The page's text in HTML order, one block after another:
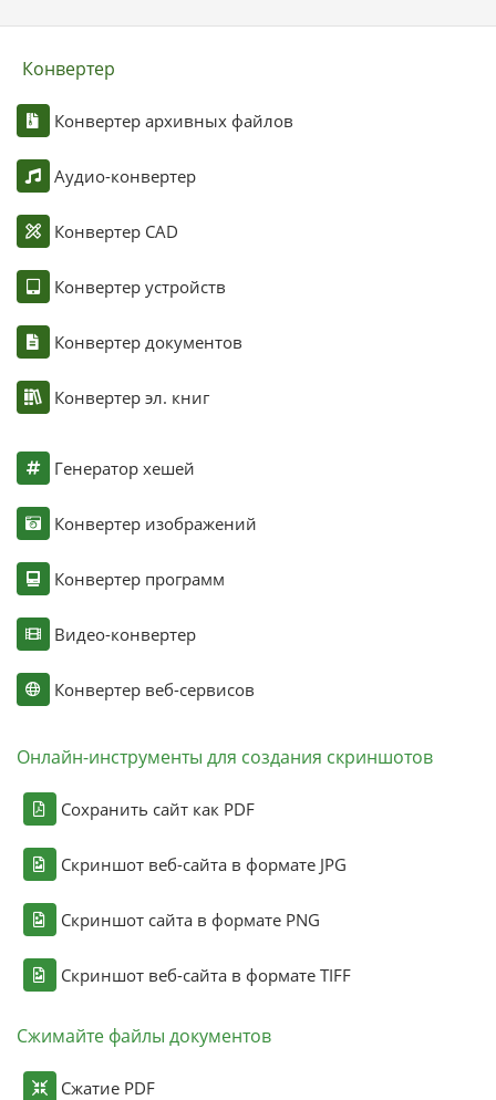
Конвертер
Конвертер архивных файлов
Аудио-конвертер
Конвертер CAD
Конвертер устройств
Конвертер документов
Конвертер эл. книг
Генератор хешей
Конвертер изображений
Конвертер программ
Видео-конвертер
Конвертер веб-сервисов
Онлайн-инструменты для создания скриншотов
Сохранить сайт как PDF
Скриншот веб-сайта в формате JPG
Скриншот сайта в формате PNG
Скриншот веб-сайта в формате TIFF
Сжимайте файлы документов
Сжатие PDF